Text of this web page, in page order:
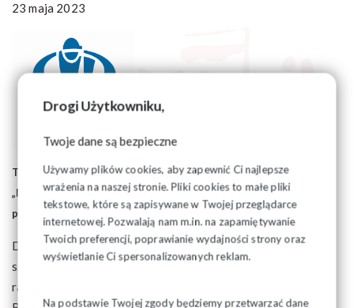
Drogi Użytkowniku,
Twoje dane są bezpieczne
Używamy plików cookies, aby zapewnić Ci najlepsze
wrażenia na naszej stronie. Pliki cookies to małe pliki
tekstowe, które są zapisywane w Twojej przeglądarce
internetowej. Pozwalają nam m.in. na zapamiętywanie
Twoich preferencji, poprawianie wydajności strony oraz
wyświetlanie Ci spersonalizowanych reklam.
Na podstawie Twojej zgody będziemy przetwarzać dane
23 maja 2023
Trwa nabór zgłoszeń do ogólnokrajowego konkursu
„Najaktywniejszy Społeczny Inspektor Pracy”, organizowany
przez Państwową Inspekcję Pracy.
Do udziału zapraszamy społecznych inspektorów pracy,
szczególnie uczestniczących w szkoleniach realizowanych w
ramach Klubu Społecznego Inspektora Pracy, powołanego w